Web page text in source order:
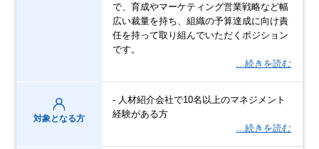
で、育成やマーケティング営業戦略など幅
広い裁量を持ち、組織の予算達成に向け責
任を持って取り組んでいただくポジション
です。
…続きを読む
対象となる方
- 人材紹介会社で10名以上のマネジメント
経験がある方
…続きを読む